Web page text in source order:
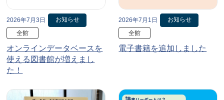
2026年7月3日
お知らせ
全館
オンラインデータベースを
使える図書館が増えまし
た！
2026年7月1日
お知らせ
全館
電子書籍を追加しました